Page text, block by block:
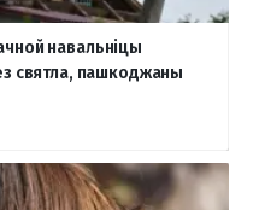
навальніцы
святла, пашкоджаны